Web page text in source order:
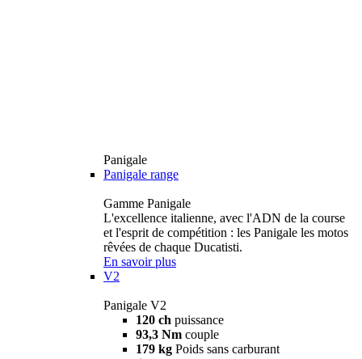
Panigale
Panigale range
Gamme Panigale
L'excellence italienne, avec l'ADN de la course
et l'esprit de compétition : les Panigale les motos
rêvées de chaque Ducatisti.
En savoir plus
V2
Panigale V2
120 ch puissance
93,3 Nm couple
179 kg Poids sans carburant